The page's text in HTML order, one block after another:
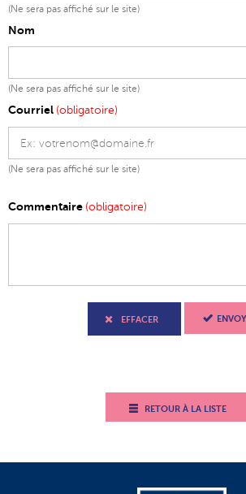
(Ne sera pas affiché sur le site)
Nom
(Ne sera pas affiché sur le site)
Courriel (obligatoire)
(Ne sera pas affiché sur le site)
Commentaire (obligatoire)
EFFACER
RETOUR À LA LISTE